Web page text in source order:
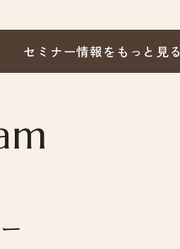
セミナー情報をもっと見る